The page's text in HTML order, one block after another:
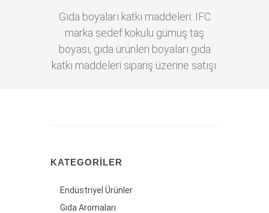
Gıda boyaları katkı maddeleri: IFC
marka sedef kokulu gümüş taş
boyası, gıda ürünleri boyaları gıda
katkı maddeleri sipariş üzerine satışı.
KATEGORILER
Endüstriyel Ürünler
Gıda Aromaları